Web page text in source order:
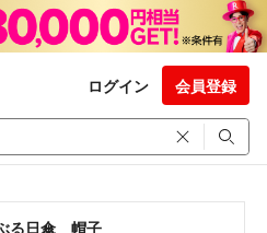
ログイン 会員登録
る日傘 帽子